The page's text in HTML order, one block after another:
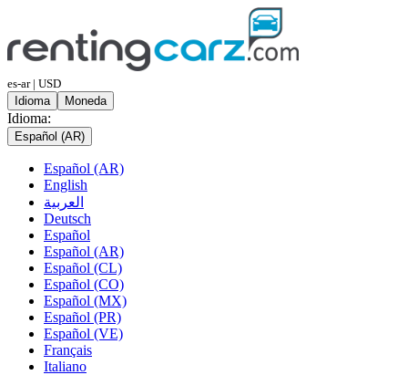
es-ar | USD
Idioma
Moneda
Idioma:
Español (AR)
Español (AR)
English
العربية
Deutsch
Español
Español (AR)
Español (CL)
Español (CO)
Español (MX)
Español (PR)
Español (VE)
Français
Italiano